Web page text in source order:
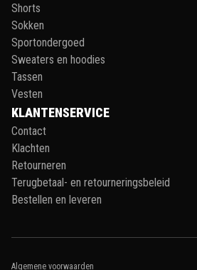
Shorts
Sokken
Sportondergoed
Sweaters en hoodies
Tassen
Vesten
KLANTENSERVICE
Contact
Klachten
Retourneren
Terugbetaal- en retourneringsbeleid
Bestellen en leveren
Algemene voorwaarden